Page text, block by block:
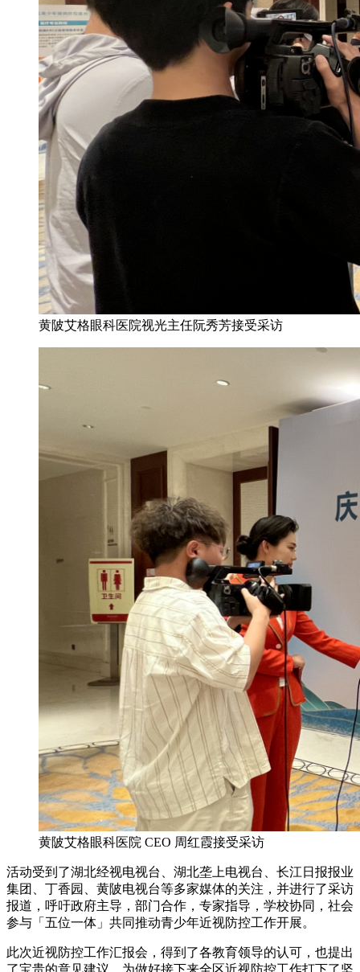
黄陂艾格眼科医院视光主任阮秀芳接受采访
黄陂艾格眼科医院 CEO 周红霞接受采访
活动受到了湖北经视电视台、湖北垄上电视台、长江日报报业
集团、丁香园、黄陂电视台等多家媒体的关注，并进行了采访
报道，呼吁政府主导，部门合作，专家指导，学校协同，社会
参与「五位一体」共同推动青少年近视防控工作开展。
此次近视防控工作汇报会，得到了各教育领导的认可，也提出